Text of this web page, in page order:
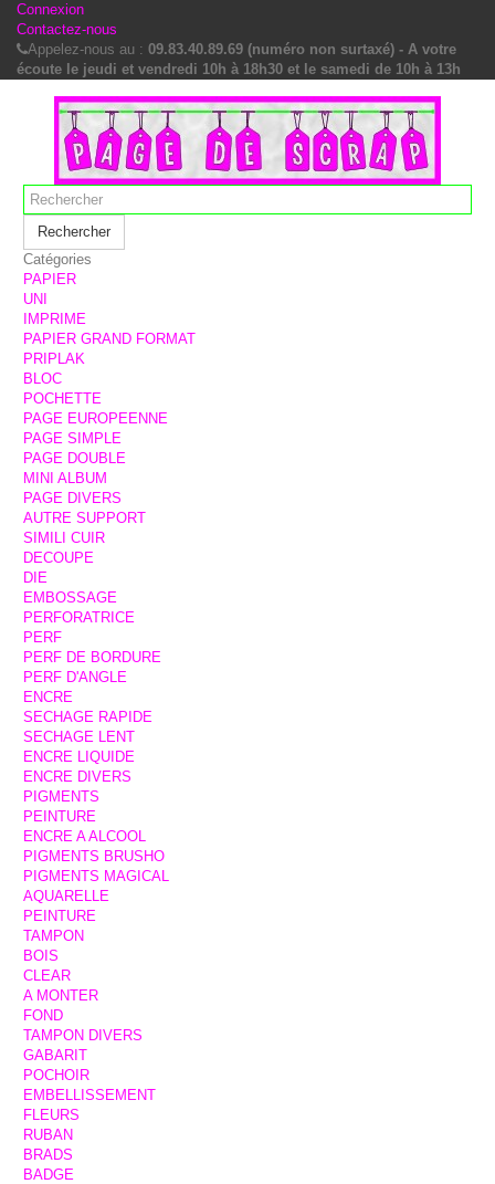
Connexion
Contactez-nous
Appelez-nous au : 09.83.40.89.69 (numéro non surtaxé) - A votre
écoute le jeudi et vendredi 10h à 18h30 et le samedi de 10h à 13h
Rechercher
Catégories
PAPIER
UNI
IMPRIME
PAPIER GRAND FORMAT
PRIPLAK
BLOC
POCHETTE
PAGE EUROPEENNE
PAGE SIMPLE
PAGE DOUBLE
MINI ALBUM
PAGE DIVERS
AUTRE SUPPORT
SIMILI CUIR
DECOUPE
DIE
EMBOSSAGE
PERFORATRICE
PERF
PERF DE BORDURE
PERF D'ANGLE
ENCRE
SECHAGE RAPIDE
SECHAGE LENT
ENCRE LIQUIDE
ENCRE DIVERS
PIGMENTS
PEINTURE
ENCRE A ALCOOL
PIGMENTS BRUSHO
PIGMENTS MAGICAL
AQUARELLE
PEINTURE
TAMPON
BOIS
CLEAR
A MONTER
FOND
TAMPON DIVERS
GABARIT
POCHOIR
EMBELLISSEMENT
FLEURS
RUBAN
BRADS
BADGE